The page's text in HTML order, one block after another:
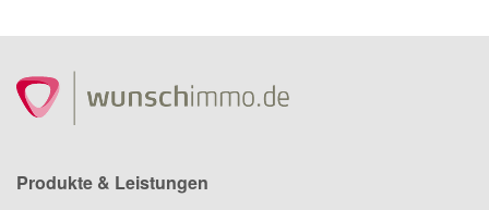
Produkte & Leistungen